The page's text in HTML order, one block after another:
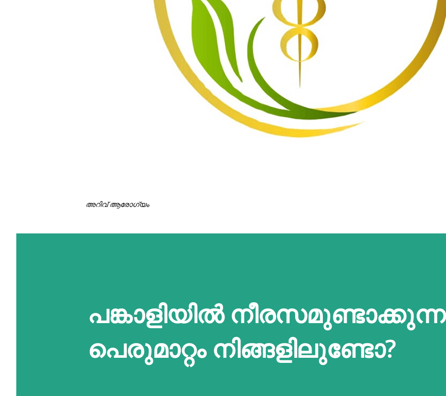
അറിവ് ആരോഗ്യം
പങ്കാളിയിൽ നീരസമുണ്ടാക്കുന്ന
പെരുമാറ്റം നിങ്ങളിലുണ്ടോ?